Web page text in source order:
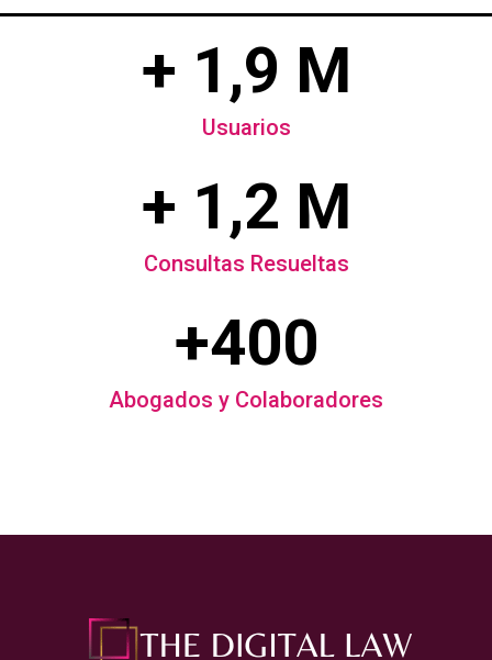
+ 1,9 M
Usuarios
+ 1,2 M
Consultas Resueltas
+400
Abogados y Colaboradores